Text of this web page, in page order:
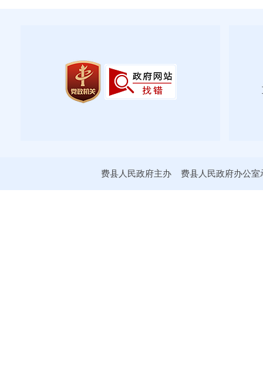
费县人民政府主办 费县人民政府办公